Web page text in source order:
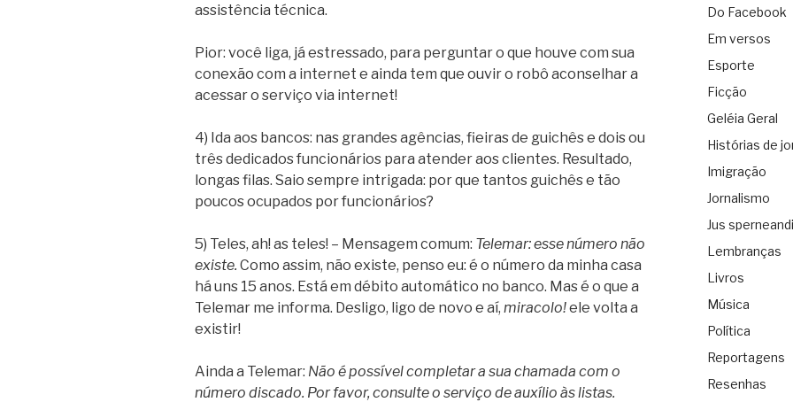
assistência técnica.
Pior: você liga, já estressado, para perguntar o que houve com sua
conexão com a internet e ainda tem que ouvir o robô aconselhar a
acessar o serviço via internet!
4) Ida aos bancos: nas grandes agências, fieiras de guichês e dois ou
três dedicados funcionários para atender aos clientes. Resultado,
longas filas. Saio sempre intrigada: por que tantos guichês e tão
poucos ocupados por funcionários?
5) Teles, ah! as teles! – Mensagem comum: Telemar: esse número não
existe. Como assim, não existe, penso eu: é o número da minha casa
há uns 15 anos. Está em débito automático no banco. Mas é o que a
Telemar me informa. Desligo, ligo de novo e aí, miracolo!ele volta a
existir!
Ainda a Telemar: Não é possível completar a sua chamada com o
número discado. Por favor, consulte o serviço de auxílio às listas.
Do Facebook
Em versos
Esporte
Ficção
Geléia Geral
Histórias de
Imigração
Jornalismo
Jus sperneandi
Lembranças
Livros
Música
Política
Reportagens
Resenhas